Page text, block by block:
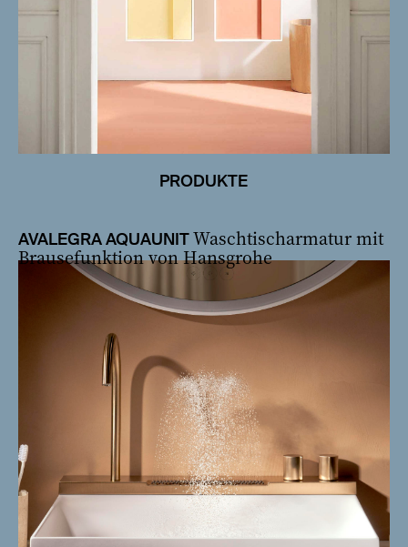
PRODUKTE
AVALEGRA AQUAUNITWaschtischarmatur mit
Brausefunktion von Hansgrohe